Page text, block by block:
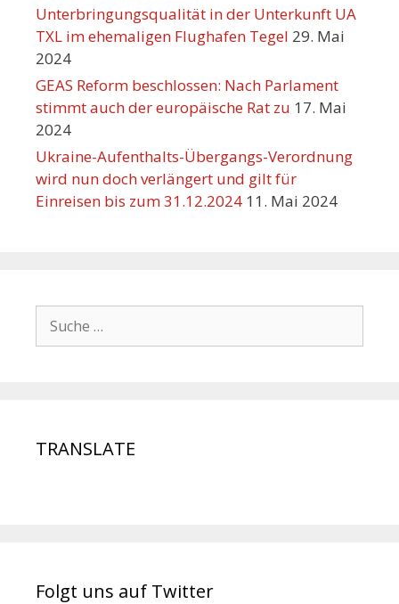
Unterbringungsqualität in der Unterkunft UA
TXL im ehemaligen Flughafen Tegel 29. Mai
2024
GEAS Reform beschlossen: Nach Parlament
stimmt auch der europäische Rat zu 17. Mai
2024
Ukraine-Aufenthalts-Übergangs-Verordnung
wird nun doch verlängert und gilt für
Einreisen bis zum 31.12.2024 11. Mai 2024
TRANSLATE
Folgt uns auf Twitter